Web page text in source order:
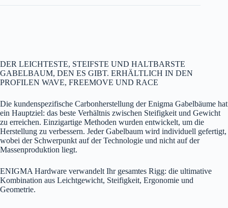
DER LEICHTESTE, STEIFSTE UND HALTBARSTE
GABELBAUM, DEN ES GIBT. ERHÄLTLICH IN DEN
PROFILEN WAVE, FREEMOVE UND RACE
Die kundenspezifische Carbonherstellung der Enigma Gabelbäume hat
ein Hauptziel: das beste Verhältnis zwischen Steifigkeit und Gewicht
zu erreichen. Einzigartige Methoden wurden entwickelt, um die
Herstellung zu verbessern. Jeder Gabelbaum wird individuell gefertigt,
wobei der Schwerpunkt auf der Technologie und nicht auf der
Massenproduktion liegt.
ENIGMA Hardware verwandelt Ihr gesamtes Rigg: die ultimative
Kombination aus Leichtgewicht, Steifigkeit, Ergonomie und
Geometrie.